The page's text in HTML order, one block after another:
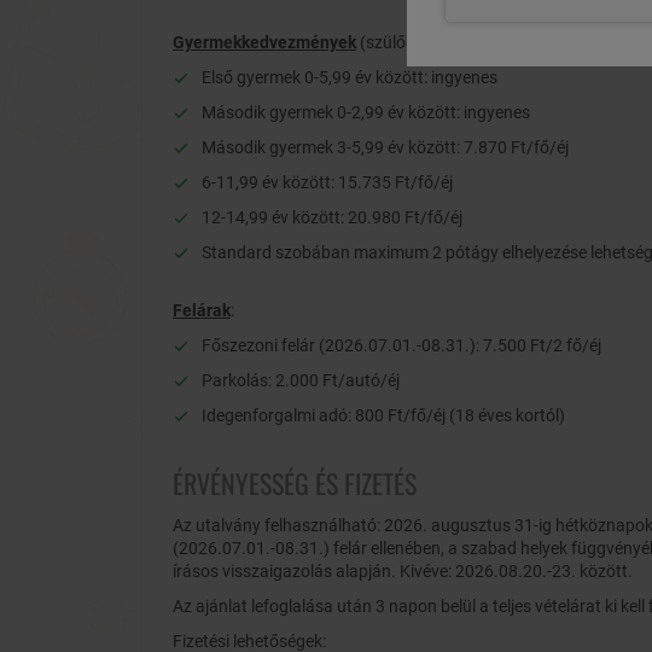
Gyermekkedvezmények (szülőkkel egy szobában, pótágyon
Első gyermek 0-5,99 év között: ingyenes
Második gyermek 0-2,99 év között: ingyenes
Második gyermek 3-5,99 év között: 7.870 Ft/fő/éj
6-11,99 év között: 15.735 Ft/fő/éj
12-14,99 év között: 20.980 Ft/fő/éj
Standard szobában maximum 2 pótágy elhelyezése
Felárak:
Főszezoni felár (2026.07.01.-08.31.): 7.500 Ft/2 fő/éj
Parkolás: 2.000 Ft/autó/éj
Idegenforgalmi adó: 800 Ft/fő/éj (18 éves kortól)
ÉRVÉNYESSÉG ÉS FIZETÉS
Az utalvány felhasználható: 2026. augusztus 31-ig
(2026.07.01.-08.31.) felár ellenében, a szabad helyek
írásos visszaigazolás alapján. Kivéve: 2026.08.20.-23. között.
Az ajánlat lefoglalása után 3 napon belül a teljes vételárat ki kell
Fizetési lehetőségek: